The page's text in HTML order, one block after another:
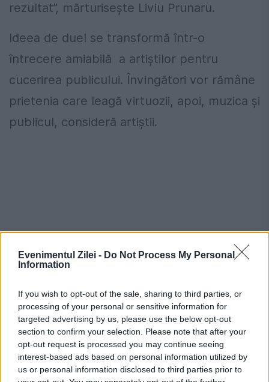
Evenimentul Zilei - Do Not Process My Personal
Information
If you wish to opt-out of the sale, sharing to third parties, or
processing of your personal or sensitive information for
targeted advertising by us, please use the below opt-out
section to confirm your selection. Please note that after your
opt-out request is processed you may continue seeing
interest-based ads based on personal information utilized by
us or personal information disclosed to third parties prior to
rezultat”, mărturisește Liviu Prunaru.
Ideea de duel se transformă într-o
întrecere amiabilă a artiștilor pentru
cucerirea publicului. Învingători vor rămâne
prietenia care leagă virtuozii, apoi, muzica și
publicul, consideră artiștii.
„Ne-am mai „duelat” o singură dată, la
Chișinău, în 2015, tot la Sala cu Orgă. Îmi
amintesc de primirea călduroasă a
publicului și de energia întregului concert.